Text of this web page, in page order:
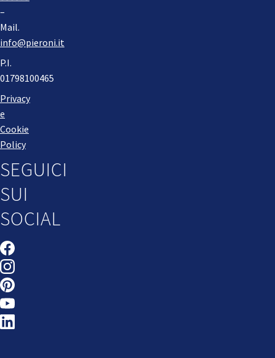
–
Mail.
info@pieroni.it
P.I.
01798100465
Privacy
e
Cookie
Policy
SEGUICI
SUI
SOCIAL